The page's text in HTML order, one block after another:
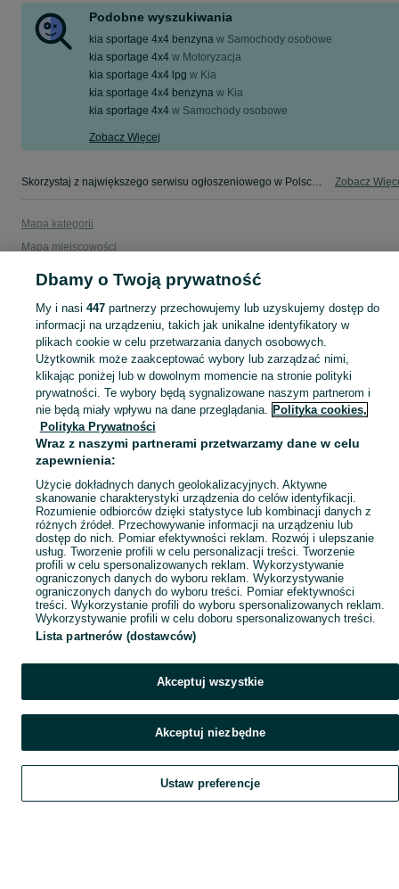
Podobne wyszukiwania
kia sportage 4x4 benzyna w Samochody osobowe
kia sportage 4x4 w Motoryzacja
kia sportage 4x4 lpg w Kia
kia sportage 4x4 benzyna w Kia
kia sportage 4x4 w Samochody osobowe
Zobacz Więcej
Skorzystaj z największego serwisu ogłoszeniowego w Polsce! kia sportage 4x4 - kupuj lub sprzedawaj jeszcze wygodniej w kategorii Kia! Zobacz
Mapa kategorii
Mapa miejscowości
Mapa ministron
Szukaj Obserwujesz Dodaj Czat Konto
Dbamy o Twoją prywatność
My i nasi 447partnerzy przechowujemy lub uzyskujemy dostęp do
informacji na urządzeniu, takich jak unikalne identyfikatory w
plikach cookie w celu przetwarzania danych osobowych.
Użytkownik może zaakceptować wybory lub zarządzać nimi,
klikając poniżej lub w dowolnym momencie na stronie polityki
prywatności. Te wybory będą sygnalizowane naszym partnerom i
nie będą miały wpływu na dane przeglądania. Polityka cookies,
Polityka Prywatności
Wraz z naszymi partnerami przetwarzamy dane w celu
zapewnienia:
Użycie dokładnych danych geolokalizacyjnych. Aktywne
skanowanie charakterystyki urządzenia do celów identyfikacji.
Rozumienie odbiorców dzięki statystyce lub kombinacji danych z
różnych źródeł. Przechowywanie informacji na urządzeniu lub
dostęp do nich. Pomiar efektywności reklam. Rozwój i ulepszanie
usług. Tworzenie profili w celu personalizacji treści. Tworzenie
profili w celu spersonalizowanych reklam. Wykorzystywanie
ograniczonych danych do wyboru reklam. Wykorzystywanie
ograniczonych danych do wyboru treści. Pomiar efektywności
treści. Wykorzystanie profili do wyboru spersonalizowanych reklam.
Wykorzystywanie profili w celu doboru spersonalizowanych treści.
Lista partnerów (dostawców)
Akceptuj wszystkie
Akceptuj niezbędne
Ustaw preferencje